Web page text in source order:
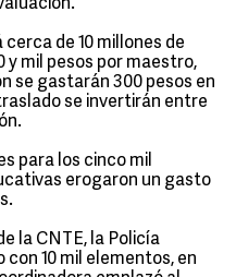
de 10 millones de
y mil pesos por maestro,
se gastarán 300 pesos en
se invertirán entre
para los cinco mil
erogaron un gasto
la CNTE, la Policía
10 mil elementos, en